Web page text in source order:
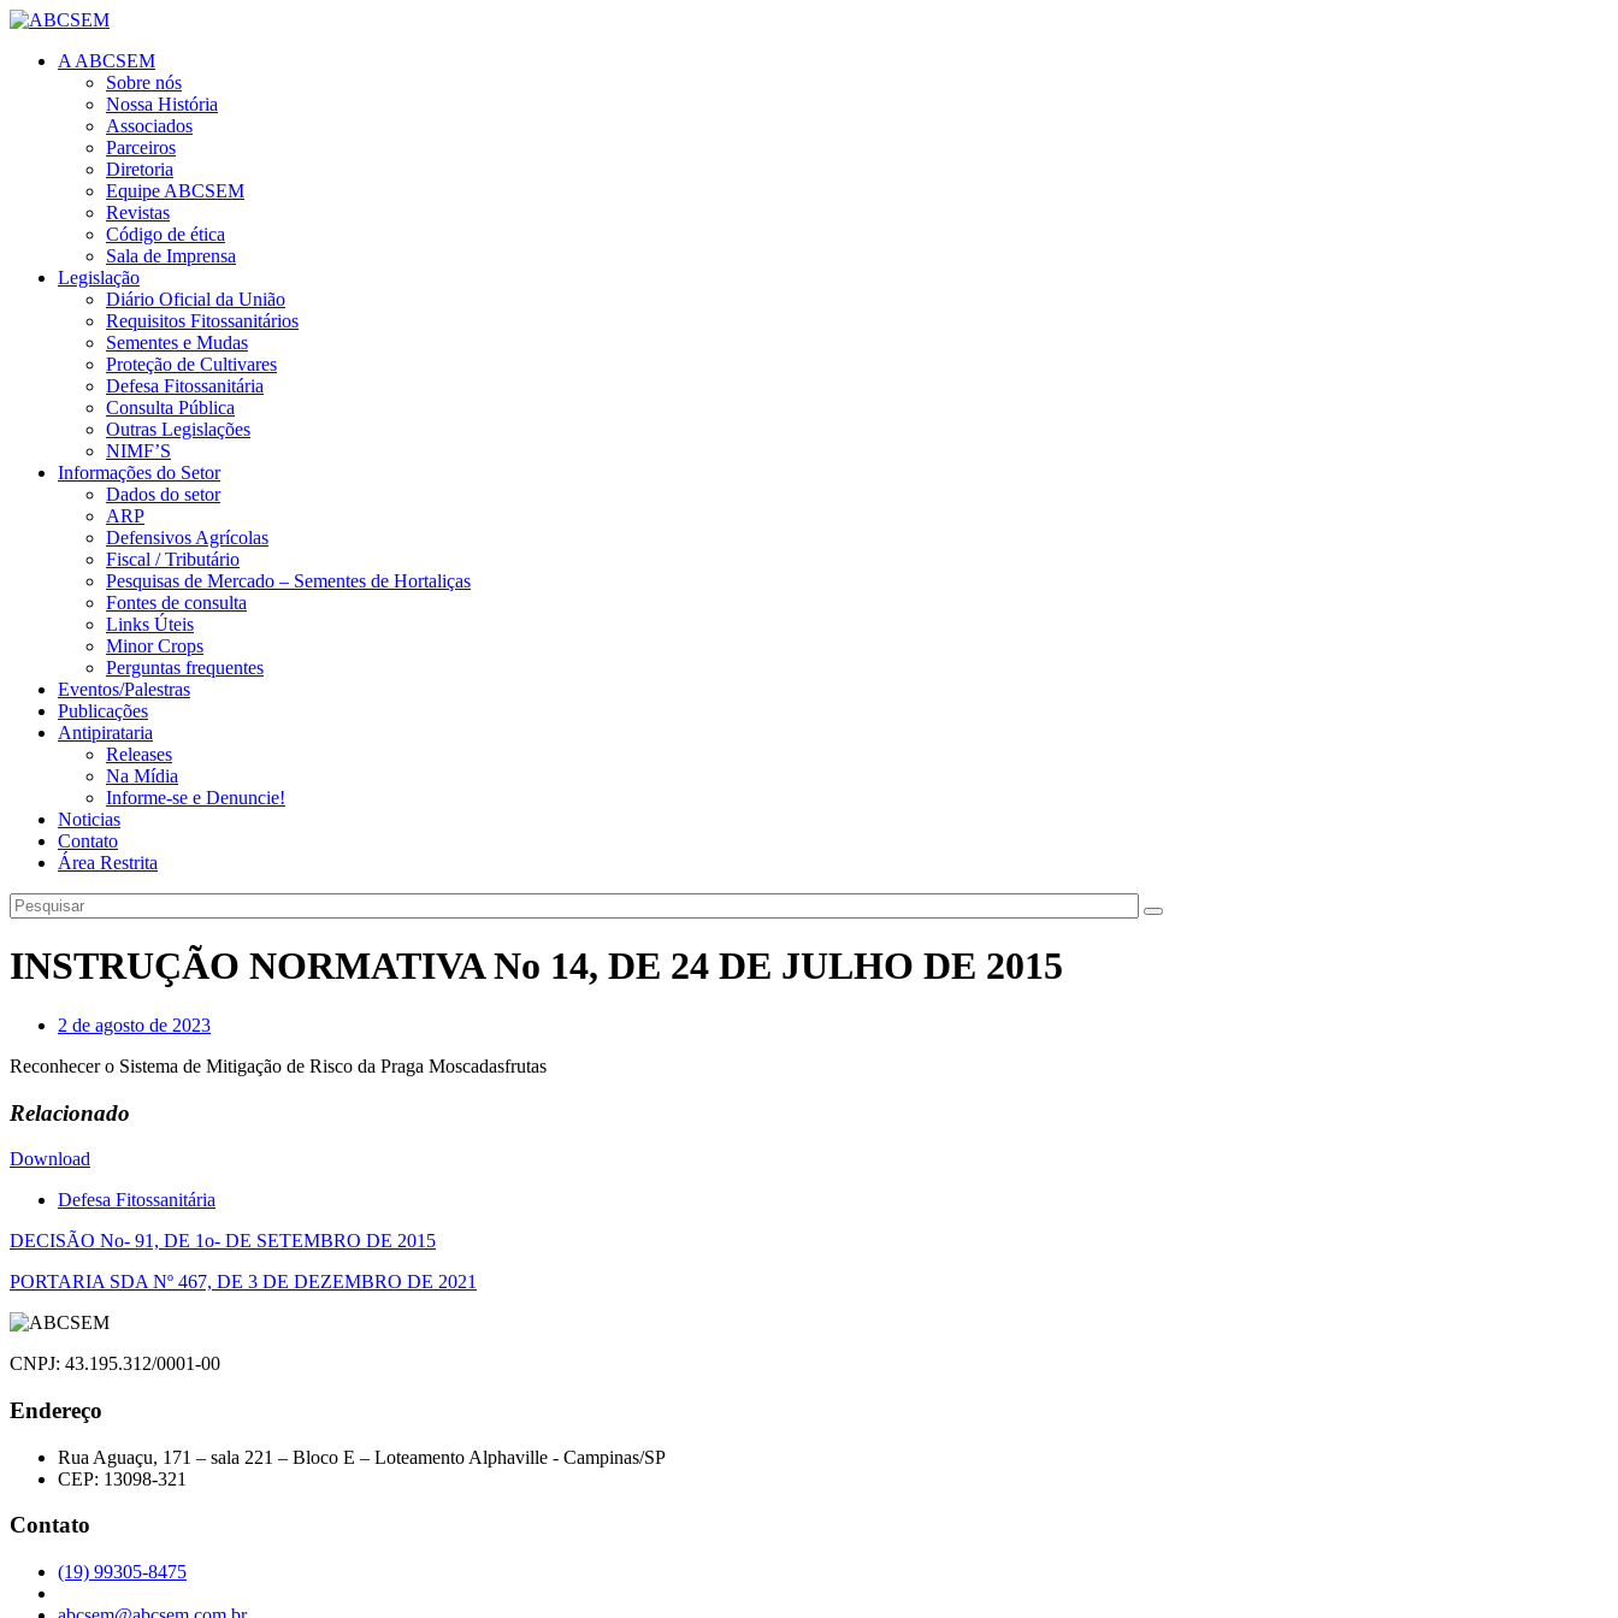
A ABCSEM
Sobre nós
Nossa História
Associados
Parceiros
Diretoria
Equipe ABCSEM
Revistas
Código de ética
Sala de Imprensa
Legislação
Diário Oficial da União
Requisitos Fitossanitários
Sementes e Mudas
Proteção de Cultivares
Defesa Fitossanitária
Consulta Pública
Outras Legislações
NIMF’S
Informações do Setor
Dados do setor
ARP
Defensivos Agrícolas
Fiscal / Tributário
Pesquisas de Mercado – Sementes de Hortaliças
Fontes de consulta
Links Úteis
Minor Crops
Perguntas frequentes
Eventos/Palestras
Publicações
Antipirataria
Releases
Na Mídia
Informe-se e Denuncie!
Noticias
Contato
Área Restrita
INSTRUÇÃO NORMATIVA No 14, DE 24 DE JULHO DE 2015
2 de agosto de 2023
Reconhecer o Sistema de Mitigação de Risco da Praga Moscadasfrutas
Relacionado
Download
Defesa Fitossanitária
Navegação
de
Post
DECISÃO No- 91, DE 1o- DE SETEMBRO DE 2015
PORTARIA SDA Nº 467, DE 3 DE DEZEMBRO DE 2021
CNPJ: 43.195.312/0001-00
Endereço
Rua Aguaçu, 171 – sala 221 – Bloco E – Loteamento Alphaville - Campinas/SP
CEP: 13098-321
Contato
(19) 99305-8475